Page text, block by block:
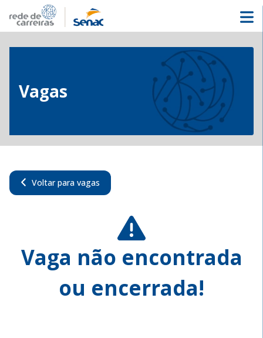
Vagas
Voltar para vagas
Vaga não encontrada
ou encerrada!